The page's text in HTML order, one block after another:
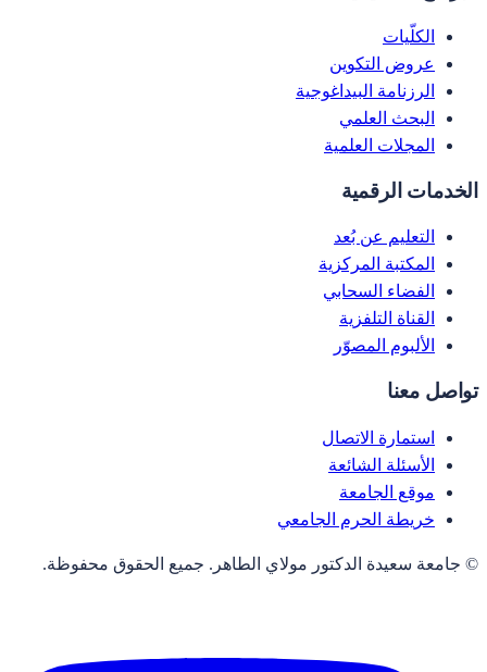
الكلّيات
عروض التكوين
الرزنامة البيداغوجية
البحث العلمي
المجلات العلمية
الخدمات الرقمية
التعليم عن بُعد
المكتبة المركزية
الفضاء السحابي
القناة التلفزية
الألبوم المصوّر
تواصل معنا
استمارة الاتصال
الأسئلة الشائعة
موقع الجامعة
خريطة الحرم الجامعي
© جامعة سعيدة الدكتور مولاي الطاهر. جميع الحقوق محفوظة.